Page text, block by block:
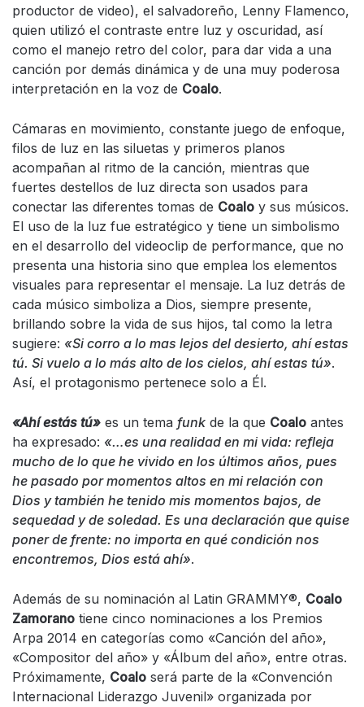
productor de video), el salvadoreño, Lenny Flamenco,
quien utilizó el contraste entre luz y oscuridad, así
como el manejo retro del color, para dar vida a una
canción por demás dinámica y de una muy poderosa
interpretación en la voz de Coalo.
Cámaras en movimiento, constante juego de enfoque,
filos de luz en las siluetas y primeros planos
acompañan al ritmo de la canción, mientras que
fuertes destellos de luz directa son usados para
conectar las diferentes tomas de Coalo y sus músicos.
El uso de la luz fue estratégico y tiene un simbolismo
en el desarrollo del videoclip de performance, que no
presenta una historia sino que emplea los elementos
visuales para representar el mensaje. La luz detrás de
cada músico simboliza a Dios, siempre presente,
brillando sobre la vida de sus hijos, tal como la letra
sugiere: «Si corro a lo mas lejos del desierto, ahí estas
tú. Si vuelo a lo más alto de los cielos, ahí estas tú».
Así, el protagonismo pertenece solo a Él.
«Ahí estás tú» es un tema funk de la que Coalo antes
ha expresado: «…es una realidad en mi vida: refleja
mucho de lo que he vivido en los últimos años, pues
he pasado por momentos altos en mi relación con
Dios y también he tenido mis momentos bajos, de
sequedad y de soledad. Es una declaración que quise
poner de frente: no importa en qué condición nos
encontremos, Dios está ahí».
Además de su nominación al Latin GRAMMY®, Coalo
Zamorano tiene cinco nominaciones a los Premios
Arpa 2014 en categorías como «Canción del año»,
«Compositor del año» y «Álbum del año», entre otras.
Próximamente, Coalo será parte de la «Convención
Internacional Liderazgo Juvenil» organizada por